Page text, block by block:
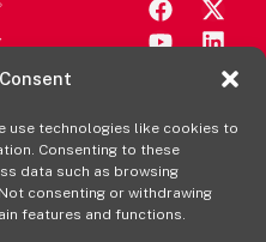
use technologies like cookies to
Consenting to these
data such as browsing
consenting or withdrawing
features and functions.